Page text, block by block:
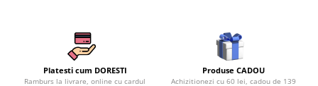
Platesti cum DORESTI
Ramburs la livrare, online cu cardul
Produse CADOU
Achizitionezi cu 60 lei, cadou de 139